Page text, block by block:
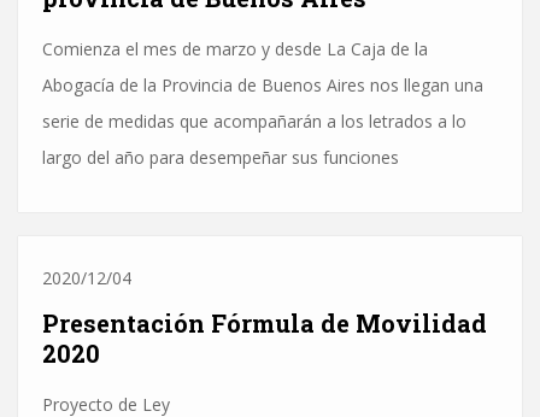
Comienza el mes de marzo y desde La Caja de la
Abogacía de la Provincia de Buenos Aires nos llegan una
serie de medidas que acompañarán a los letrados a lo
largo del año para desempeñar sus funciones
2020/12/04
Presentación Fórmula de Movilidad
2020
Proyecto de Ley